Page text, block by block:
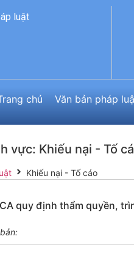
luật
chủ Văn bản pháp
vực: Khiếu nại - Tố
Khiếu nại - Tố cáo
quy định thẩm quyền,